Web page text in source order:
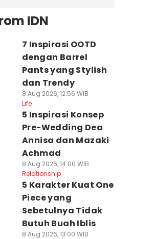
IDN
7 Inspirasi OOTD
dengan Barrel
Pants yang Stylish
dan Trendy
8 Aug 2026, 12:56 WIB
Life
5 Inspirasi Konsep
Pre-Wedding Dea
Annisa dan Mazaki
Achmad
8 Aug 2026, 14:00 WIB
Relationship
5 Karakter Kuat One
Piece yang
Sebetulnya Tidak
Butuh Buah Iblis
8 Aug 2026, 13:00 WIB